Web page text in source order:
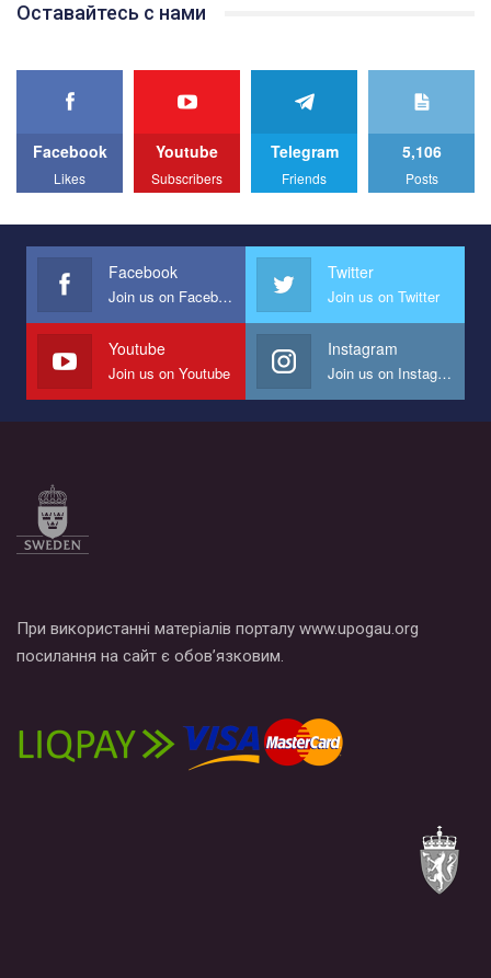
best video, representing programme for the development of
We appeal to your support and ask to help us implement our plan
All you have to do is to press "Like" below the video.
Эмоционально сильный ролик от команды "Гей-альянс
представляющий программу развития организации.
Мы просим вас поддержать нас и помочь нам реализовать
наш план по борьбе с насилием и дискриминацией на почве
СОГИ в Украине.
Все, что вам нужно сделать - это зайти на наш канал YouTube
по этой ссылке и поставить лайк под видео.
Оставайтесь с нами
Facebook
Likes
Youtube
Subscribers
Telegram
Friends
5,106
Posts
Facebook
Join us on Facebook
Twitter
Join us on Twitter
Youtube
Join us on Youtube
Instagram
Join us on Instagram
При використанні матеріалів порталу www.upogau.org
посилання на сайт є обов’язковим.